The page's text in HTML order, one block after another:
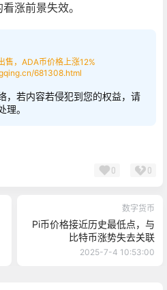
涨前景失效。
售，ADA币价格上涨12%
681308.html
，若内容若侵犯到您的权益，请
。
0 0
数字货币
Pi币价格接近历史最低点，与
比特币涨势失去关联
2025-7-4 10:53:00